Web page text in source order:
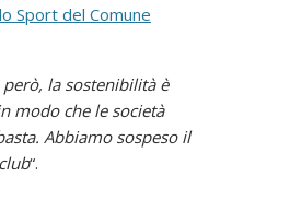
Sport del Comune
la sostenibilità è
modo che le società
Abbiamo sospeso il
“.